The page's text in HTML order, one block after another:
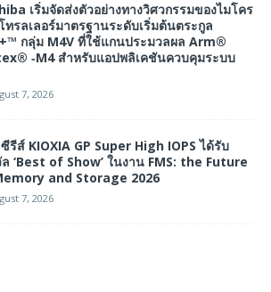
เริ่มจัดส่งตัวอย่างทางวิศวกรรมของไมโคร
ทรลเลอร์มาตรฐานระดับเริ่มต้นตระกูล
กลุ่ม M4V ที่ใช้แกนประมวลผล Arm®
‑M4 สำหรับแอปพลิเคชันควบคุมระบบ
7, 2026
ซีรีส์ KIOXIA GP Super High IOPS ได้รับ
ล ‘Best of Show’ ในงาน FMS: the Future
and Storage 2026
7, 2026